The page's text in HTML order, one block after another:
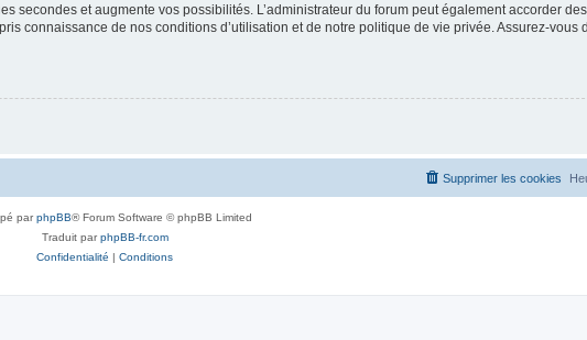
secondes et augmente vos possibilités. L’administrateur du forum peut également accorder
connaissance de nos conditions d’utilisation et de notre politique de vie privée. Assurez-vous
Supprimer les cookies
parphpBB® Forum Software © phpBB Limited
Traduit parphpBB-fr.com
Confidentialité | Conditions